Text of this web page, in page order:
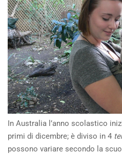
In Australia l’anno scolastico
primi di dicembre; è diviso in 4
possono variare secondo la